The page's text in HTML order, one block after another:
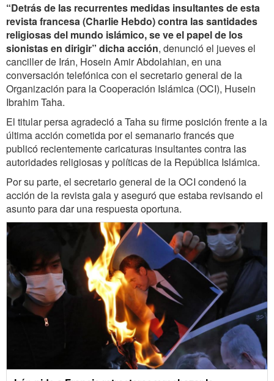
“Detrás de las recurrentes medidas insultantes de esta
revista francesa (Charlie Hebdo) contra las santidades
religiosas del mundo islámico, se ve el papel de los
sionistas en dirigir” dicha acción, denunció el jueves el
canciller de Irán, Hosein Amir Abdolahian, en una
conversación telefónica con el secretario general de la
Organización para la Cooperación Islámica (OCI), Husein
Ibrahim Taha.
El titular persa agradeció a Taha su firme posición frente a la
última acción cometida por el semanario francés que
publicó recientemente caricaturas insultantes contra las
autoridades religiosas y políticas de la República Islámica.
Por su parte, el secretario general de la OCI condenó la
acción de la revista gala y aseguró que estaba revisando el
asunto para dar una respuesta oportuna.